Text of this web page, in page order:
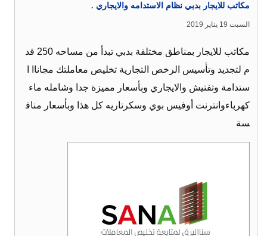
مكاتب للايجار بدبي نظام الاستدامه والايجاري .
السبت 19 يناير 2019
مكاتب للايجار بمناطق مختلفة بدبي تبدأ من مساحه 250 قد
م لتجديد وتأسيس الرخص التجارية تخليص معاملتك مجاناا ا
ستدامة وتفتيش والايجاري وبأسعار مميزة جدا وشامله ماء
كهرباءوانترنت أوفيس بوي وسكرتاريه كل هذا وبأسعار مناف
سة